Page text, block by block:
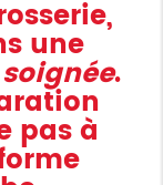
une
.
pas à